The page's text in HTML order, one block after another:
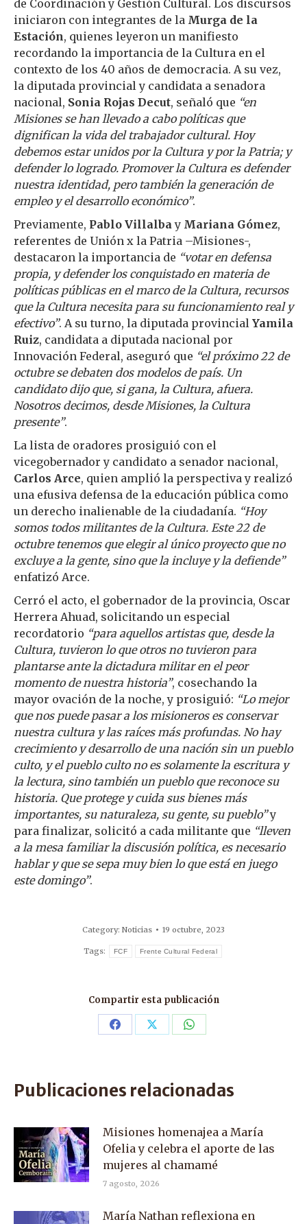
de Coordinación y Gestión Cultural. Los discursos
iniciaron con integrantes de la Murga de la
Estación, quienes leyeron un manifiesto
recordando la importancia de la Cultura en el
contexto de los 40 años de democracia. A su vez,
la diputada provincial y candidata a senadora
nacional, Sonia Rojas Decut, señaló que “en
Misiones se han llevado a cabo políticas que
dignifican la vida del trabajador cultural. Hoy
debemos estar unidos por la Cultura y por la Patria; y
defender lo logrado. Promover la Cultura es defender
nuestra identidad, pero también la generación de
empleo y el desarrollo económico”.
Previamente, Pablo Villalba y Mariana Gómez,
referentes de Unión x la Patria –Misiones-,
destacaron la importancia de “votar en defensa
propia, y defender los conquistado en materia de
políticas públicas en el marco de la Cultura, recursos
que la Cultura necesita para su funcionamiento real y
efectivo”. A su turno, la diputada provincial Yamila
Ruiz, candidata a diputada nacional por
Innovación Federal, aseguró que “el próximo 22 de
octubre se debaten dos modelos de país. Un
candidato dijo que, si gana, la Cultura, afuera.
Nosotros decimos, desde Misiones, la Cultura
presente”.
La lista de oradores prosiguió con el
vicegobernador y candidato a senador nacional,
Carlos Arce, quien amplió la perspectiva y realizó
una efusiva defensa de la educación pública como
un derecho inalienable de la ciudadanía. “Hoy
somos todos militantes de la Cultura. Este 22 de
octubre tenemos que elegir al único proyecto que no
excluye a la gente, sino que la incluye y la defiende”
enfatizó Arce.
Cerró el acto, el gobernador de la provincia, Oscar
Herrera Ahuad, solicitando un especial
recordatorio “para aquellos artistas que, desde la
Cultura, tuvieron lo que otros no tuvieron para
plantarse ante la dictadura militar en el peor
momento de nuestra historia”, cosechando la
mayor ovación de la noche, y prosiguió: “Lo mejor
que nos puede pasar a los misioneros es conservar
nuestra cultura y las raíces más profundas. No hay
crecimiento y desarrollo de una nación sin un pueblo
culto, y el pueblo culto no es solamente la escritura y
la lectura, sino también un pueblo que reconoce su
historia. Que protege y cuida sus bienes más
importantes, su naturaleza, su gente, su pueblo”y
para finalizar, solicitó a cada militante que “lleven
a la mesa familiar la discusión política, es necesario
hablar y que se sepa muy bien lo que está en juego
este domingo”.
Category: Noticias 19 octubre, 2023
Tags: FCF Frente Cultural Federal
Compartir esta publicación
Share Share Share
Publicaciones relacionadas
Misiones homenajea a María
Ofelia y celebra el aporte de las
mujeres al chamamé
7 agosto, 2026
María Nathan reflexiona en